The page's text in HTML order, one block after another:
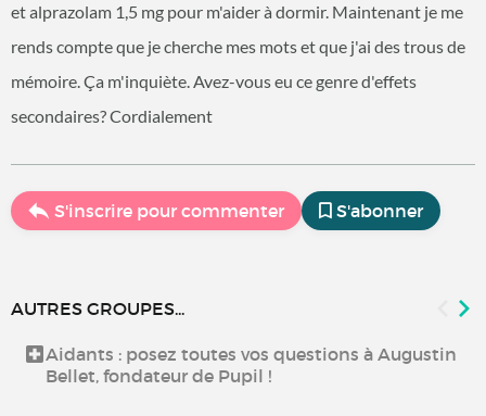
et alprazolam 1,5 mg pour m'aider à dormir. Maintenant je me
rends compte que je cherche mes mots et que j'ai des trous de
mémoire. Ça m'inquiète. Avez-vous eu ce genre d'effets
secondaires? Cordialement
S'inscrire pour commenter S'abonner
AUTRES GROUPES...
Aidants : posez toutes vos questions à Augustin
Bellet, fondateur de Pupil !